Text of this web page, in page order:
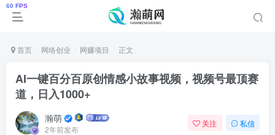
首页 网络创业 网赚项目 正文
AI一键百分百原创情感小故事视频，视频号最顶赛
道，日入1000+
瀚萌
2年前发布
关注 私信